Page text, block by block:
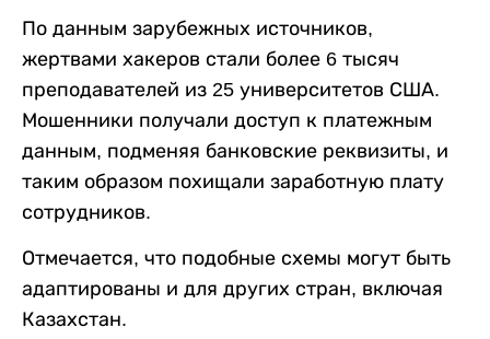
По данным зарубежных источников,
жертвами хакеров стали более 6 тысяч
преподавателей из 25 университетов США.
Мошенники получали доступ к платежным
данным, подменяя банковские реквизиты, и
таким образом похищали заработную плату
сотрудников.
Отмечается, что подобные схемы могут быть
адаптированы и для других стран, включая
Казахстан.